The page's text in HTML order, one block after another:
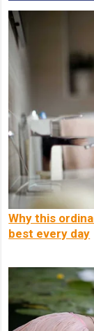
Why this
best every day